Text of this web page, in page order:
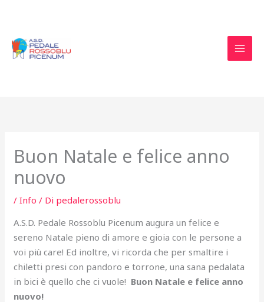
contenuto
Buon Natale e felice anno
nuovo
/Info / Di pedalerossoblu
A.S.D. Pedale Rossoblu Picenum augura un felice e
sereno Natale pieno di amore e gioia con le persone a
voi più care! Ed inoltre, vi ricorda che per smaltire i
chiletti presi con pandoro e torrone, una sana pedalata
in bici è quello che ci vuole! Buon Natale e felice anno
nuovo!